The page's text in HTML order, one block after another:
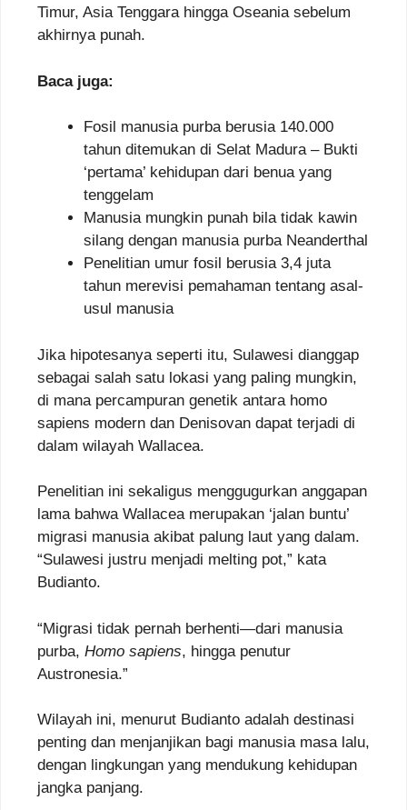
Timur, Asia Tenggara hingga Oseania sebelum
akhirnya punah.
Baca juga:
Fosil manusia purba berusia 140.000
tahun ditemukan di Selat Madura – Bukti
‘pertama’ kehidupan dari benua yang
tenggelam
Manusia mungkin punah bila tidak kawin
silang dengan manusia purba Neanderthal
Penelitian umur fosil berusia 3,4 juta
tahun merevisi pemahaman tentang asal-
usul manusia
Jika hipotesanya seperti itu, Sulawesi dianggap
sebagai salah satu lokasi yang paling mungkin,
di mana percampuran genetik antara homo
sapiens modern dan Denisovan dapat terjadi di
dalam wilayah Wallacea.
Penelitian ini sekaligus menggugurkan anggapan
lama bahwa Wallacea merupakan ‘jalan buntu’
migrasi manusia akibat palung laut yang dalam.
“Sulawesi justru menjadi melting pot,” kata
Budianto.
“Migrasi tidak pernah berhenti—dari manusia
purba, Homo sapiens, hingga penutur
Austronesia.”
Wilayah ini, menurut Budianto adalah destinasi
penting dan menjanjikan bagi manusia masa lalu,
dengan lingkungan yang mendukung kehidupan
jangka panjang.